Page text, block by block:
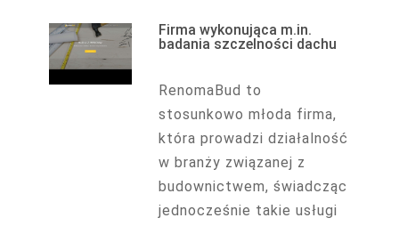
Firma wykonująca m.in.
badania szczelności dachu
RenomaBud to
stosunkowo młoda firma,
która prowadzi działalność
w branży związanej z
budownictwem, świadcząc
jednocześnie takie usługi